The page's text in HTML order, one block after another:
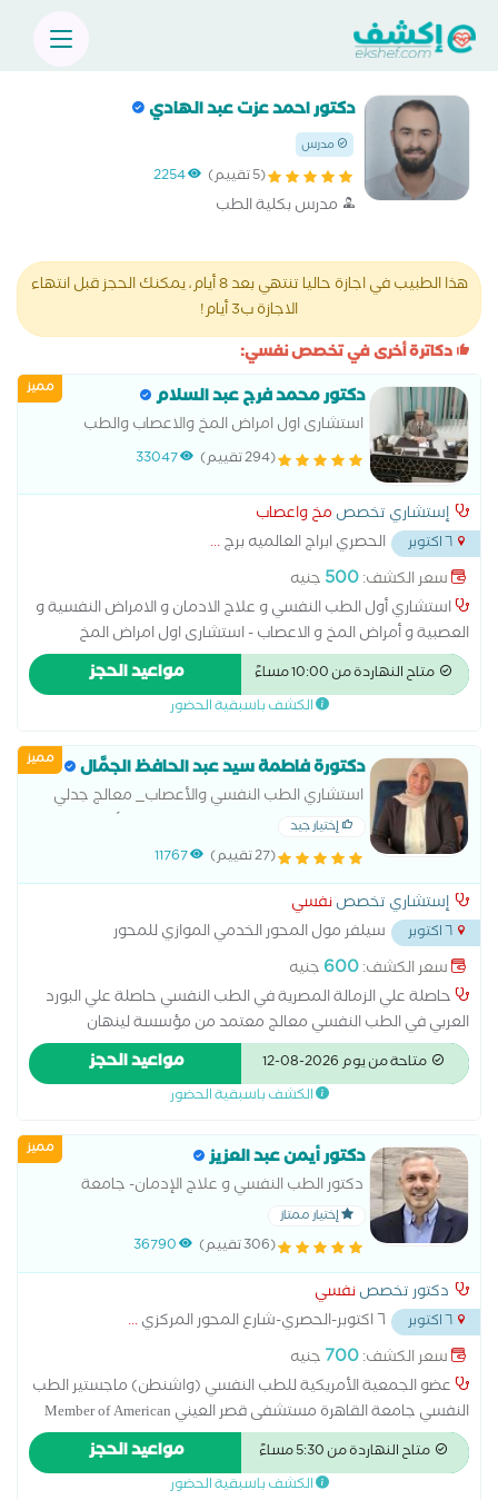
دكتور احمد عزت عبد الهادي
مدرس
(5 تقييم) 2254
مدرس بكلية الطب
هذا الطبيب في اجازة حاليا تنتهي بعد 8 أيام، يمكنك الحجز قبل انتهاء
الاجازة ب3 أيام!
دكاترة أخرى في تخصص نفسي:
مميز دكتور محمد فرج عبد السلام
استشارى اول امراض المخ والاعصاب والطب
النفسى وعلاج الادمان
(294 تقييم) 33047
إستشاري تخصص مخ واعصاب
الحصري ابراج العالميه برج...
سعر الكشف:500 جنيه
استشاري أول الطب النفسي و علاج الادمان و الامراض النفسية و
العصبية و أمراض المخ و الاعصاب - استشارى اول امراض المخ
والاعصاب والطب النفسى وعلاج الادمان من مايو 2008 - اخصائى
الطب النفسى مستشفى الامل بجدة (لعلاج الادمان ،المملكة
متاح النهاردة من 10:00 مساءً مواعيد الحجز
الكشف باسبقية الحضور
مميز دكتورة فاطمة سيد عبد الحافظ الجمَّال
استشاري الطب النفسي والأعصاب_ معالج جدلي
سلوكى معتمد من الولايات المتحدة الأمريكية -
اضطرابات الشخصية الحدية- عضو الجمعية الأمريكية
للطب النفسي-الزمالة المصرية
إختيار جيد
(27 تقييم) 11767
إستشاري تخصصنفسي
سيلفر مول المحور الخدمي الموازي للمحور
المركزي...
سعر الكشف:600 جنيه
حاصلة علي الزمالة المصرية في الطب النفسي حاصلة علي البورد
العربي في الطب النفسي معالج معتمد من مؤسسة لينهان
الأمريكية في العلاج الجدلي السلوكي لاضطراب الشخصية الحدية
تخرجت من كلية الطب القصر العيني جامعة القاهرة دفعة 2012
تدربت في مستشفيات جامعة القاهرة خلال فترة الزمالة المصرية
النفسية خاصة في فترة الحمل والرضاعة تعمل علي الدمج بين تقنيات
العلاج المختلفة مثل العلاج الدوائي والعلاج المعرفي السلوكي
والعلاج المبني علي التراحم والعلاج المرتكز حول المشاعر والعلاج
الجدلي السلوكي
متاحة من يوم 2026-08-12 مواعيد الحجز
الكشف باسبقية الحضور
مميز دكتور أيمن عبد العزيز
دكتور الطب النفسي و علاج الإدمان- جامعة
القاهرة
إختيار ممتاز
(306 تقييم) 36790
دكتور تخصصنفسي
...
سعر الكشف:700 جنيه
عضو الجمعية الأمريكية للطب النفسي (واشنطن) ماجستير الطب
النفسي جامعة القاهرة مستشفى قصر العيني Member of American
Psychiatric Association (Washington ). MD.,MBA,MSc. Kasr Al Ainy
Hospital. Cairo. University
متاح النهاردة من 5:30 مساءً مواعيد الحجز
الكشف باسبقية الحضور